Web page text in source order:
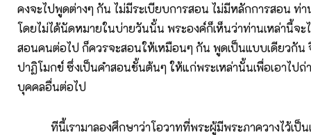
คงจะไปพูดต่างๆ กัน ไม่มีระเบียบการสอน ไม่มีหลักการสอน ท่
โดยไม่ได้นัดหมายในบ่ายวันนั้น พระองค์ก็เห็นว่าท่านเหล่านี้จะ
สอนคนต่อไป ก็ควรจะสอนให้เหมือนๆ กัน พูดเป็นแบบเดียวกัน
ปาฏิโมกข์ ซึ่งเป็นคำสอนชั้นต้นๆ ให้แก่พระเหล่านั้นเพื่อเอาไป
บุคคลอื่นต่อไป
ทีนี้เรามาลองศึกษาว่าโอวาทที่พระผู้มีพระภาควางไว้เป็